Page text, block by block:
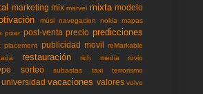
marketing mix marvel mixta modelo
músi navegacion nokia mapas
pixar post-venta precio predicciones
placement publicidad movil reMarkable
restauración rich media rovio
sorteo subastas taxi terrorismo
universidad vacaciones valores volvo